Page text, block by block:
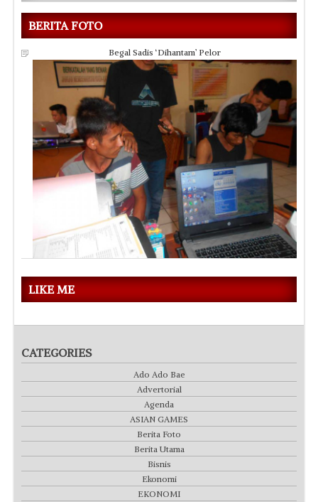
BERITA FOTO
Begal Sadis ‘Dihantam’ Pelor
LIKE ME
CATEGORIES
Ado Ado Bae
Advertorial
Agenda
ASIAN GAMES
Berita Foto
Berita Utama
Bisnis
Ekonomi
EKONOMI